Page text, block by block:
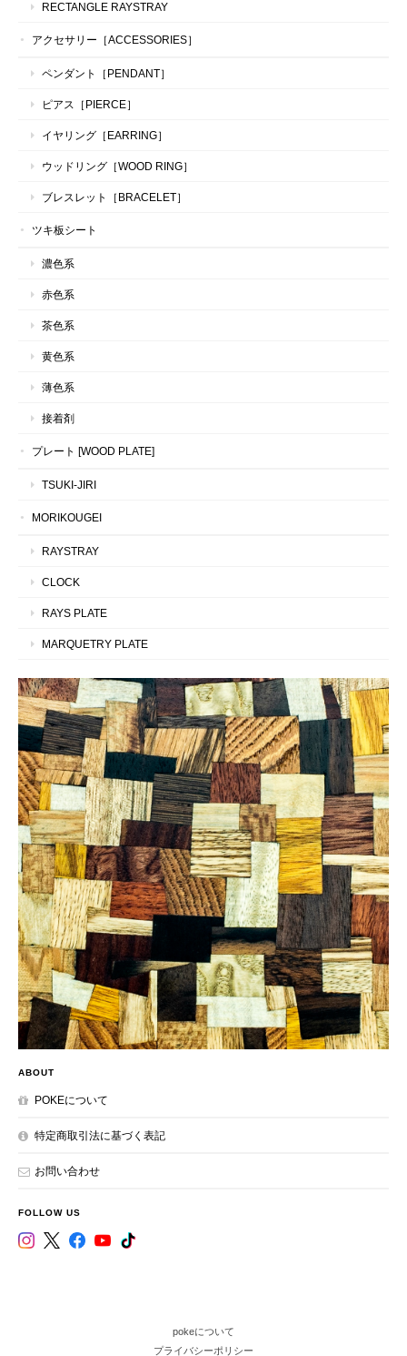
RECTANGLE RAYSTRAY
アクセサリー［ACCESSORIES］
ペンダント［PENDANT］
ピアス［PIERCE］
イヤリング［EARRING］
ウッドリング［WOOD RING］
ブレスレット［BRACELET］
ツキ板シート
濃色系
赤色系
茶色系
黄色系
薄色系
接着剤
プレート [WOOD PLATE]
TSUKI-JIRI
MORIKOUGEI
RAYSTRAY
CLOCK
RAYS PLATE
MARQUETRY PLATE
ABOUT
POKEについて
特定商取引法に基づく表記
お問い合わせ
FOLLOW US
pokeについて
プライバシーポリシー